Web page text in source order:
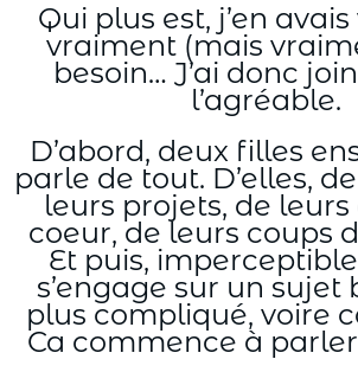
Qui plus est, j’en
vraiment (mais
besoin… J’ai donc
l’agréable.
D’abord, deux filles
parle de tout. D’elles,
leurs projets, de leurs
coeur, de leurs coups
Et puis,
s’engage sur un sujet
plus compliqué, voire
Ca commence à